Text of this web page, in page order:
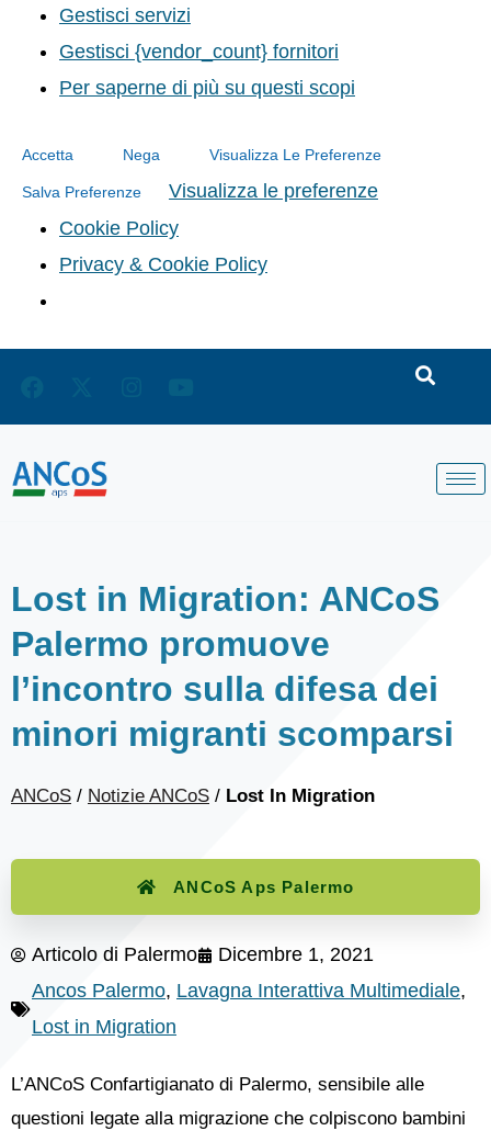
Gestisci servizi
Gestisci {vendor_count} fornitori
Per saperne di più su questi scopi
Accetta Nega Visualizza Le Preferenze
Salva Preferenze
Visualizza le preferenze
Cookie Policy
Privacy & Cookie Policy
Lost in Migration: ANCoS
Palermo promuove
l’incontro sulla difesa dei
minori migranti scomparsi
ANCoS / Notizie ANCoS / Lost In Migration
ANCoS Aps Palermo
Articolo di Palermo
Dicembre 1, 2021
Ancos Palermo, Lavagna Interattiva Multimediale,
Lost in Migration
L’ANCoS Confartigianato di Palermo, sensibile alle
questioni legate alla migrazione che colpiscono bambini